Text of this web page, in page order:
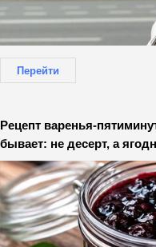
Перейти
Рецепт варенья-
бывает: не десерт, а